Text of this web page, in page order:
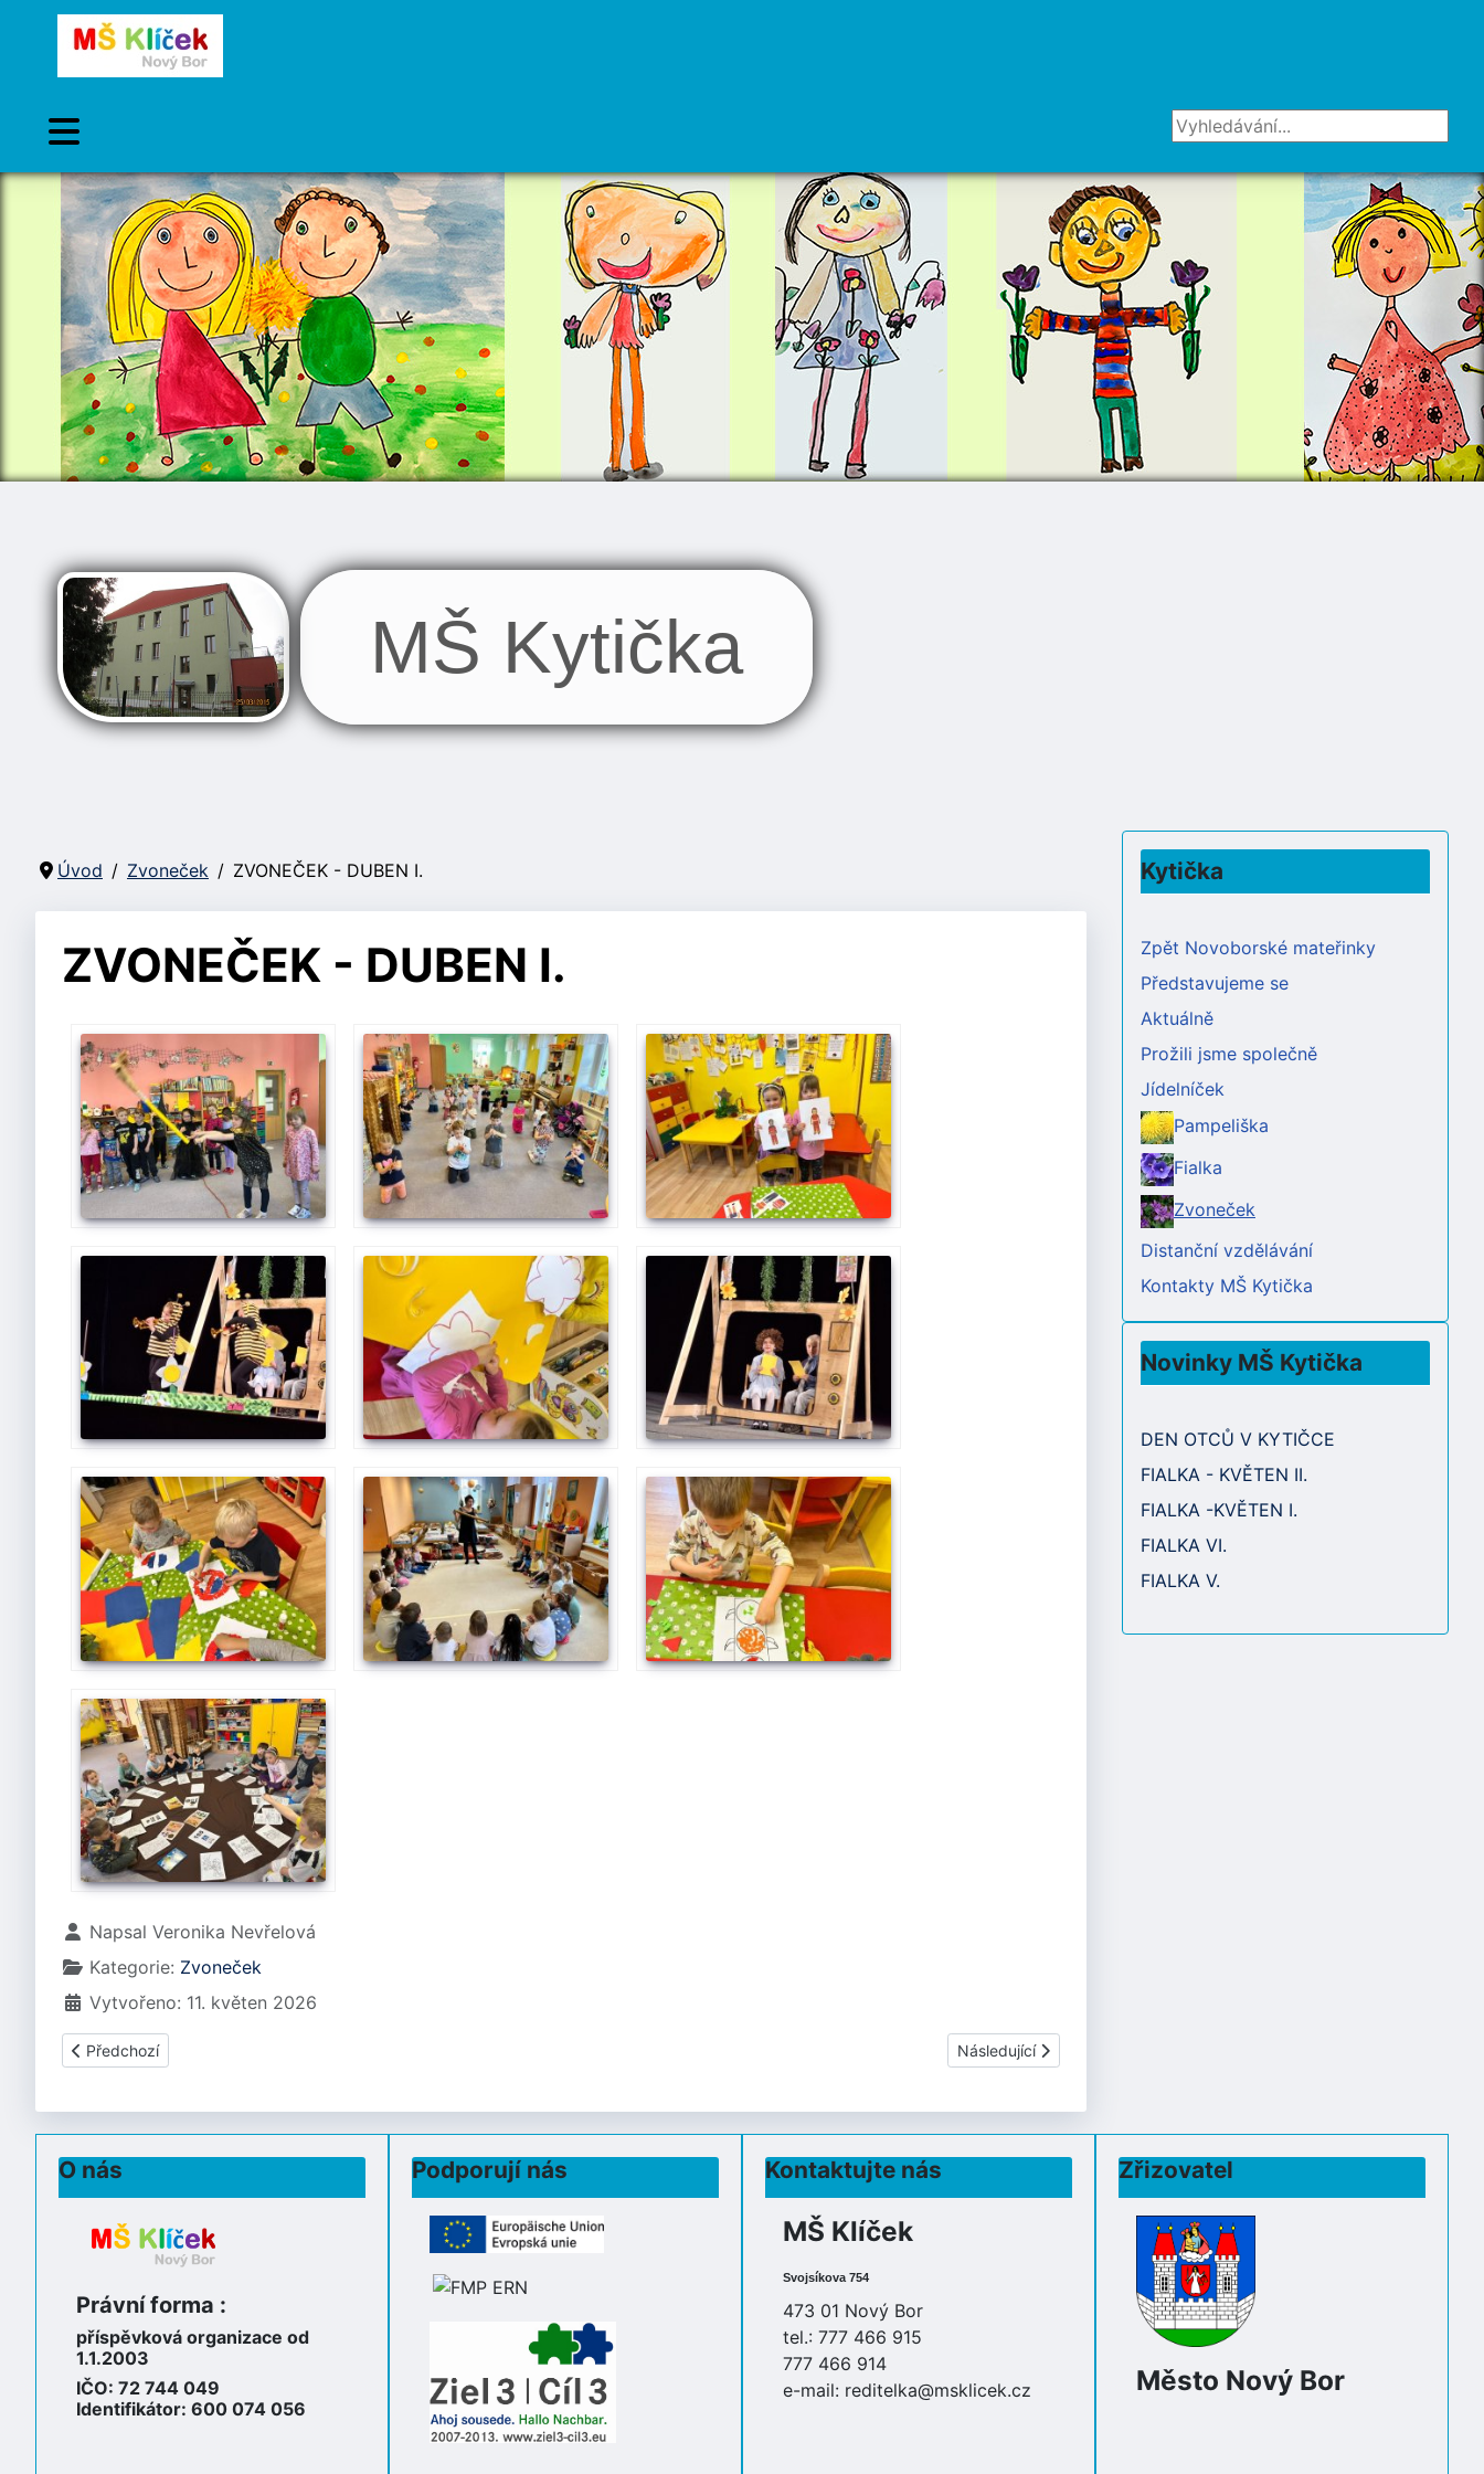
Vyhledávání...
MŠ Kytička
Úvod Zvoneček ZVONEČEK - DUBEN I.
ZVONEČEK - DUBEN I.
Základní údaje
Napsal Veronika Nevřelová
Kategorie: Zvoneček
Vytvořeno: 11. květen 2026
Předchozí článek: ZVONEČEK - DUBEN II.
Předchozí Další článek: ZVONEČEK - BŘEZEN
Následující
Kytička
Zpět Novoborské mateřinky
Představujeme se
Aktuálně
Prožili jsme společně
Jídelníček
Pampeliška
Fialka
Zvoneček
Distanční vzdělávání
Kontakty MŠ Kytička
Novinky MŠ Kytička
DEN OTCŮ V KYTIČCE
FIALKA - KVĚTEN II.
FIALKA -KVĚTEN I.
FIALKA VI.
FIALKA V.
O nás
Právní forma :
příspěvková organizace od
1.1.2003
IČO: 72 744 049
Identifikátor: 600 074 056
Podporují nás Kontaktujte nás
MŠ Klíček
Svojsíkova 754
473 01 Nový Bor
tel.: 777 466 915
777 466 914
e-mail: reditelka@msklicek.cz
Zřizovatel
Město Nový Bor